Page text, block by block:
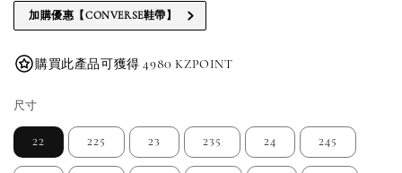
加購優惠【CONVERSE鞋帶】
購買此產品可獲得 4980 KZPOINT
尺寸
22 225 23 235 24 245